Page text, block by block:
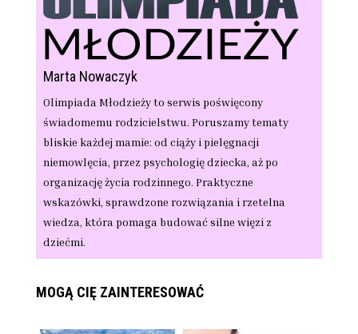
Marta Nowaczyk
Olimpiada Młodzieży to serwis poświęcony
świadomemu rodzicielstwu. Poruszamy tematy
bliskie każdej mamie: od ciąży i pielęgnacji
niemowlęcia, przez psychologię dziecka, aż po
organizację życia rodzinnego. Praktyczne
wskazówki, sprawdzone rozwiązania i rzetelna
wiedza, która pomaga budować silne więzi z
dziećmi.
MOGĄ CIĘ ZAINTERESOWAĆ